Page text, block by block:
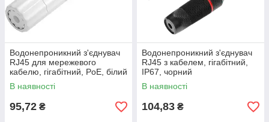
Водонепроникний з'єднувач
RJ45 для мережевого
кабелю, гігабітний, PoE, білий
В наявності
95,72 ₴
Водонепроникний з'єднувач
RJ45 з кабелем, гігабітний,
IP67, чорний
В наявності
104,83 ₴